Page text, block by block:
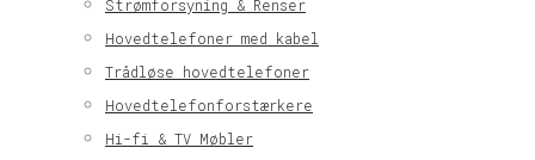
Strømforsyning & Renser
Hovedtelefoner med kabel
Trådløse hovedtelefoner
Hovedtelefonforstærkere
Hi-fi & TV Møbler